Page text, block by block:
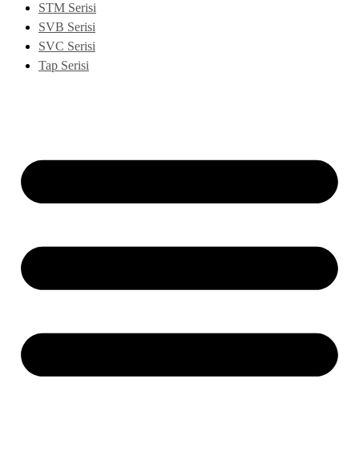
STM Serisi
SVB Serisi
SVC Serisi
Tap Serisi